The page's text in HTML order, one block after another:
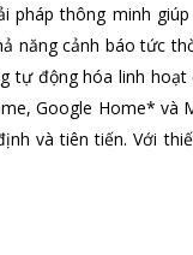
pháp thông minh
năng cảnh báo tức
tự động hóa linh
Google Home* và
và tiên tiến. Với